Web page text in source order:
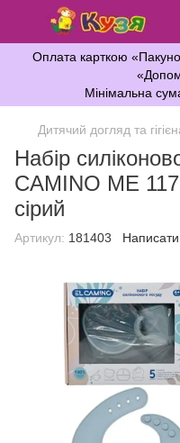
Оплата карткою
Мінімальна
Дитячий догляд та
Набір
CAMINO ME
сірий
Артикул: 181403 Написати